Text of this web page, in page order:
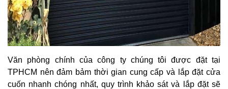
Văn phòng chính của công ty chúng tôi được đặt tại
TPHCM nên đảm bảm thời gian cung cấp và lắp đặt cửa
cuốn nhanh chóng nhất, quy trình khảo sát và lắp đặt sẽ